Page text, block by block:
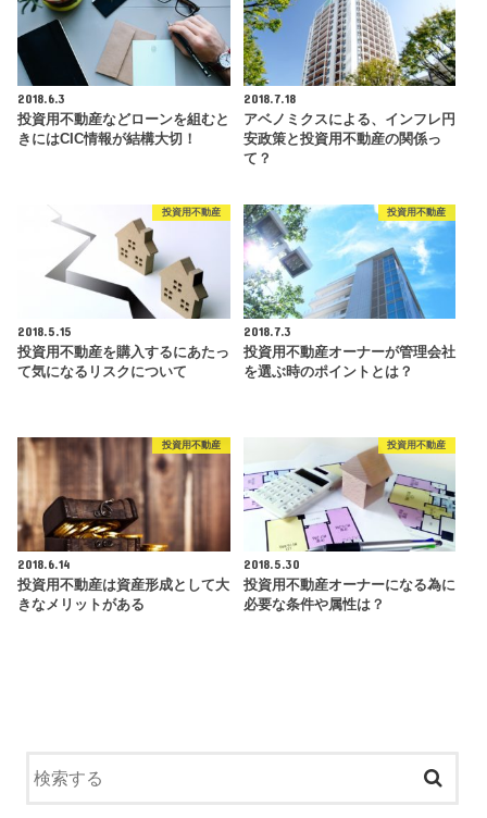
2018.6.3
投資用不動産などローンを組むと
きにはCIC情報が結構大切！
2018.7.18
アベノミクスによる、インフレ円
安政策と投資用不動産の関係っ
て？
投資用不動産
2018.5.15
投資用不動産を購入するにあたっ
て気になるリスクについて
投資用不動産
2018.7.3
投資用不動産オーナーが管理会社
を選ぶ時のポイントとは？
投資用不動産
2018.6.14
投資用不動産は資産形成として大
きなメリットがある
投資用不動産
2018.5.30
投資用不動産オーナーになる為に
必要な条件や属性は？